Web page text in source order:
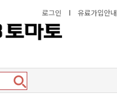
로그인 I 유료가입안내